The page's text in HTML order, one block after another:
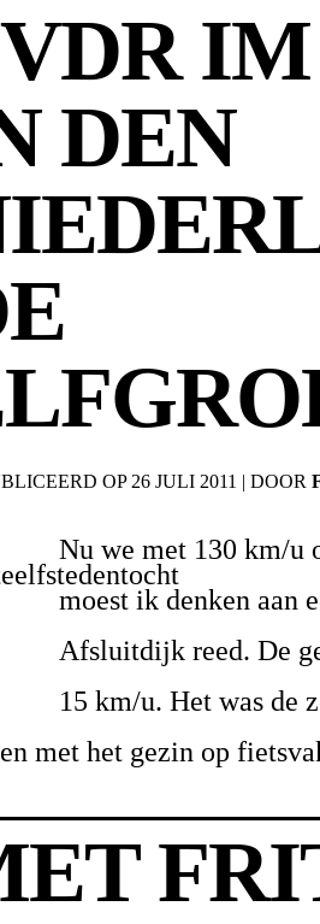
DEN
OP 26 JULI 2011 |DOOR
Nu we met 130 km/u
moest ik denken aan
Afsluitdijk reed. De
15 km/u. Het was de
met het gezin op